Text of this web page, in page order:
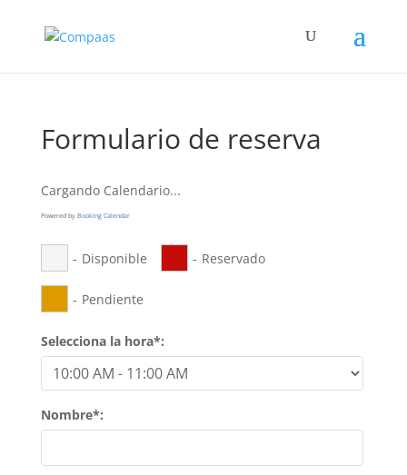
Formulario de reserva
Cargando Calendario...
Powered by Booking Calendar
- Disponible - Reservado
- Pendiente
Selecciona la hora*:
Nombre*: